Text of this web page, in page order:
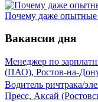
Почему даже опытные
Вакансии дня
Менеджер по
(ПАО), Ростов-на-
Водитель ричтрака/
Пресс, Аксай